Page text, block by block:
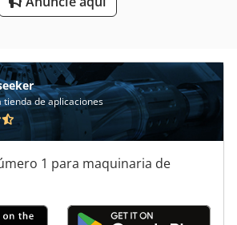
De La Ventana
tienda de aplicaciones
1 para maquinaria de